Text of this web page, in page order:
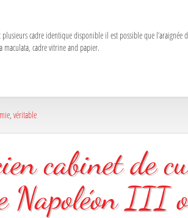
cadre identique disponible il est possible que l’araignée
cadre vitrine and papier.
véritable
cabinet de
Napoléon III